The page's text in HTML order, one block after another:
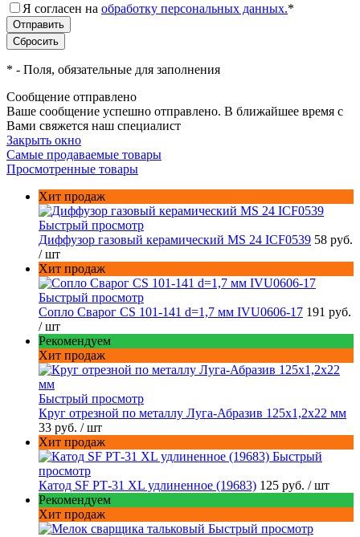
Я согласен на обработку персональных данных.*
* - Поля, обязательные для заполнения
Сообщение отправлено
Ваше сообщение успешно отправлено. В ближайшее время с
Вами свяжется наш специалист
Закрыть окно
Самые продаваемые товары
Просмотренные товары
Хит продаж
Быстрый просмотр
Диффузор газовый керамический MS 24 ICF0539 58 руб.
/ шт
Хит продаж
Быстрый просмотр
Сопло Сварог CS 101-141 d=1,7 мм IVU0606-17 191 руб.
/ шт
Рекомендуем
Хит продаж
Быстрый просмотр
Круг отрезной по металлу Луга-Абразив 125x1,2x22 мм
33 руб. / шт
Хит продаж
Быстрый
просмотр
Катод SF РТ-31 XL удлиненное (19683) 125 руб. / шт
Рекомендуем
Хит продаж
Быстрый просмотр